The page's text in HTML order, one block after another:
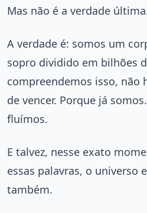
Mas não é a verdade
A verdade é: somos um
sopro dividido em bilhões
compreendemos isso, não
de vencer. Porque já
fluímos.
E talvez, nesse exato
essas palavras, o universo
também.